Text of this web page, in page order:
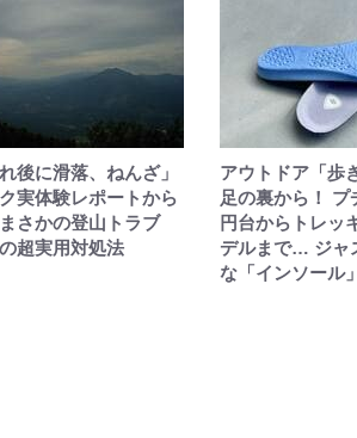
れ後に滑落、ねんざ」
実体験レポートから
さかの登山トラブ
超実用対処法
アウトドア「歩
足の裏から！ プ
円台からトレッ
デルまで… ジャ
な「インソール